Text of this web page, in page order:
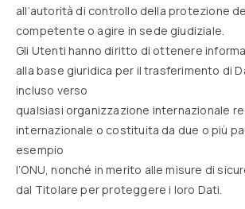
all’autorità di controllo della protezione
competente o agire in sede giudiziale.
Gli Utenti hanno diritto di ottenere
alla base giuridica per il trasferimento di
incluso verso
qualsiasi organizzazione internazionale
internazionale o costituita da due o più
esempio
l’ONU, nonché in merito alle misure di
dal Titolare per proteggere i loro Dati.